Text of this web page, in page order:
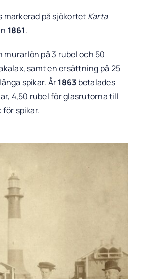
markerad på sjökortet Karta
1861.
murarlön på 3 rubel och 50
samt en ersättning på 25
spikar. År1863 betalades
4,50 rubel för glasrutorna till
för spikar.